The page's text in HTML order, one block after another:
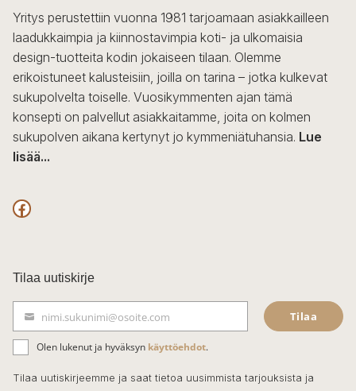
sivulla.
Yritys perustettiin vuonna 1981 tarjoamaan asiakkailleen
laadukkaimpia ja kiinnostavimpia koti- ja ulkomaisia
design-tuotteita kodin jokaiseen tilaan. Olemme
erikoistuneet kalusteisiin, joilla on tarina – jotka kulkevat
sukupolvelta toiselle. Vuosikymmenten ajan tämä
konsepti on palvellut asiakkaitamme, joita on kolmen
sukupolven aikana kertynyt jo kymmeniätuhansia. Lue
lisää...
F
c
e
b
o
o
Tilaa uutiskirje
ä
h
k
nimi.sukunimi@osoite.com Tilaa
Olen lukenut ja hyväksyn käyttöehdot.
Tilaa uutiskirjeemme ja saat tietoa uusimmista tarjouksista ja